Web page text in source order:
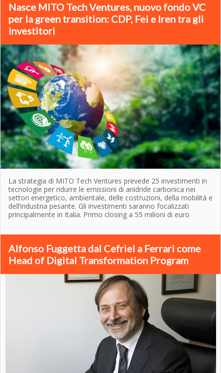
Nasce MITO Tech Ventures, nuovo fondo VC
per la green transition: CDP, Fei e Iren tra gli
investitori
La strategia di MITO Tech Ventures prevede 25 investimenti in
tecnologie per ridurre le emissioni di anidride carbonica nei
settori energetico, ambientale, delle costruzioni, della mobilità e
dell’industria pesante. Gli investimenti saranno focalizzati
principalmente in Italia. Primo closing a 55 milioni di euro
Alfonso Fuggetta dal Cefriel a Ferrari come
Head of Digital Transformation Program